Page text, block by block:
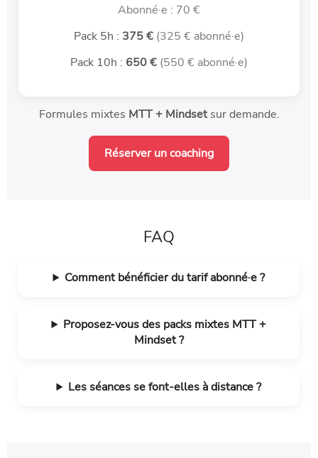
Abonné·e : 70 €
Pack 5h : 375 € (325 € abonné·e)
Pack 10h : 650 € (550 € abonné·e)
Formules mixtes MTT + Mindsetsur demande.
Réserver un coaching
FAQ
Comment bénéficier du tarif abonné·e ?
Proposez-vous des packs mixtes MTT +
Mindset ?
Les séances se font-elles à distance ?